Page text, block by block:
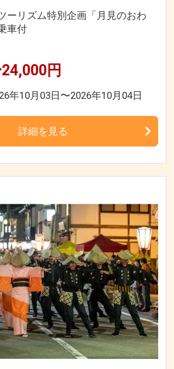
ーリズム特別企画「月見のおわ
車付
円
年10月03日〜2026年10月04日
詳細を見る